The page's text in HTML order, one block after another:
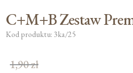
C+M+B Zestaw
Kod produktu: 3ka/25
1,90zł